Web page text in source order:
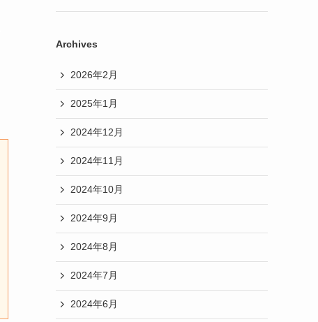
Archives
2026年2月
2025年1月
2024年12月
2024年11月
2024年10月
2024年9月
2024年8月
2024年7月
2024年6月